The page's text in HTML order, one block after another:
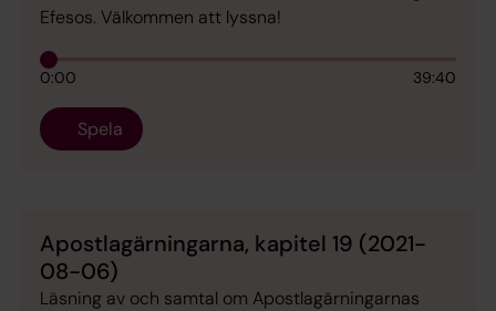
Efesos. Välkommen att lyssna!
0:00 39:40
Spela
Apostlagärningarna, kapitel 19 (2021-
08-06)
Läsning av och samtal om Apostlagärningarnas